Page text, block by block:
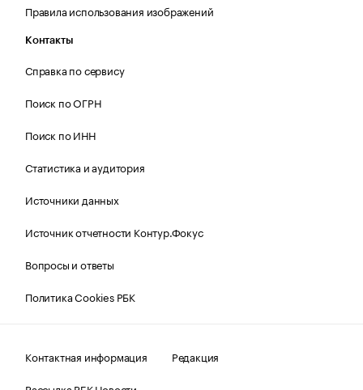
Правила использования изображений
Контакты
Справка по сервису
Поиск по ОГРН
Поиск по ИНН
Статистика и аудитория
Источники данных
Источник отчетности Контур.Фокус
Вопросы и ответы
Политика Cookies РБК
Контактная информация
Редакция